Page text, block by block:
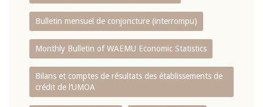
Bulletin mensuel de conjoncture (interrompu)
Monthly Bulletin of WAEMU Economic Statistics
Bilans et comptes de résultats des établissements de
crédit de l‘UMOA